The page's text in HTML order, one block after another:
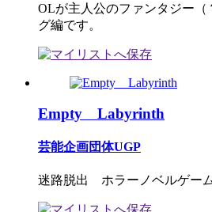
OLが主人公のファンタジー
グ編です。
Empty Labyrinth
芸能企画団体UGP
迷路脱出 ホラーノベルゲー